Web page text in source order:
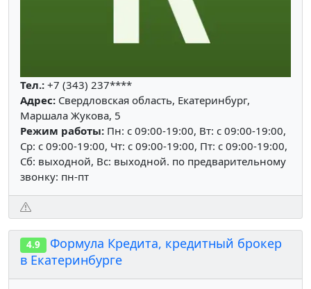
Тел.: +7 (343) 237****
Адрес: Свердловская область, Екатеринбург,
Маршала Жукова, 5
Режим работы: Пн: c 09:00-19:00, Вт: c 09:00-19:00,
Ср: c 09:00-19:00, Чт: c 09:00-19:00, Пт: c 09:00-19:00,
Сб: выходной, Вс: выходной. по предварительному
звонку: пн-пт
4.9
Формула Кредита, кредитный брокер
в Екатеринбурге